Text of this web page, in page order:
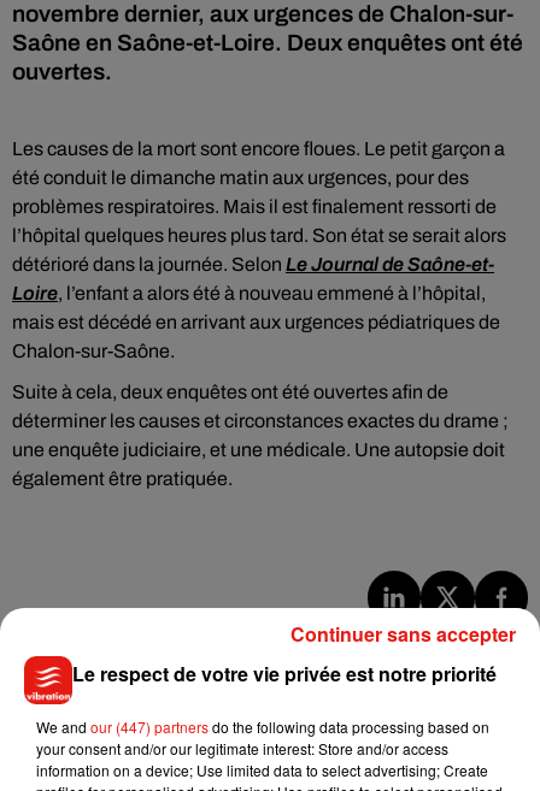
novembre dernier, aux urgences de Chalon-sur-
Saône en Saône-et-Loire. Deux enquêtes ont été
ouvertes.
Les causes de la mort sont encore floues. Le petit garçon a
été conduit le dimanche matin aux urgences, pour des
problèmes respiratoires. Mais il est finalement ressorti de
l’hôpital quelques heures plus tard. Son état se serait alors
détérioré dans la journée. Selon Le Journal de Saône-et-
Loire, l’enfant a alors été à nouveau emmené à l’hôpital,
maisest décédé en arrivant aux urgences pédiatriques de
Chalon-sur-Saône.
Suite à cela, deux enquêtes ont été ouvertes afin de
déterminer les causes et circonstances exactes du drame ;
une enquête judiciaire, et une médicale. Une autopsie doit
également être pratiquée.
5 août 2026
Benny Blanco invite Selena Gomez et
Becky G sur son nouveau single
Le respect de votre vie privée est notre priorité
We and our (447) partnersdo the following data processing based on
your consent and/or our legitimate interest: Store and/or access
information on a device; Use limited data to select advertising; Create
Continuer sans accepter